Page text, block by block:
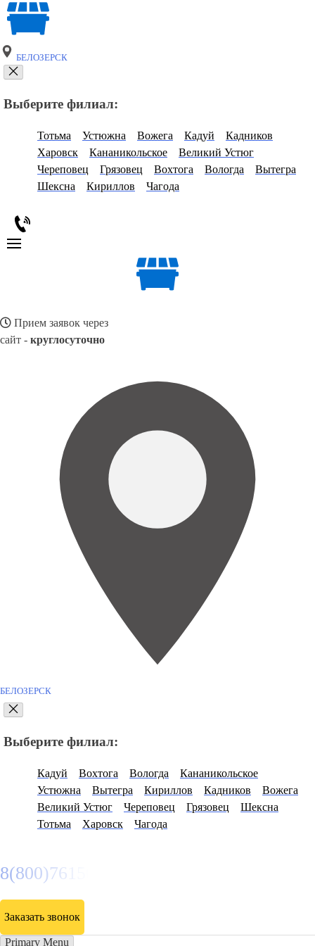
БЕЛОЗЕРСК
Выберите филиал:
Тотьма Устюжна Вожега Кадуй
Кадников
Харовск
Кананикольское
Великий Устюг
Череповец
Грязовец Вохтога Вологда
Вытегра
Шексна
Кириллов Чагода
Прием заявок через
сайт - круглосуточно
БЕЛОЗЕРСК
Выберите филиал:
Кадуй Вохтога Вологда
Кананикольское
Устюжна
Вытегра Кириллов Кадников
Вожега
Великий Устюг
Череповец Грязовец
Шексна
Тотьма
Харовск Чагода
8(800)7615089
Заказать звонок
Primary Menu